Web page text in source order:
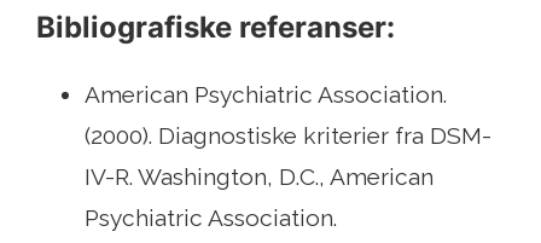
Bibliografiske referanser:
American Psychiatric Association.
(2000). Diagnostiske kriterier fra DSM-
IV-R. Washington, D.C., American
Psychiatric Association.